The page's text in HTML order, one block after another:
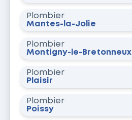
Plombier
Mantes-la-Jolie
Plombier
Montigny-le-Bretonneux
Plombier
Plaisir
Plombier
Poissy